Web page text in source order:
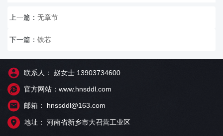
上一篇： 无章节
下一篇： 铁芯
联系人： 赵女士 13903734600
官方网站：www.hnsddl.com
邮箱： hnssddl@163.com
地址： 河南省新乡市大召营工业区